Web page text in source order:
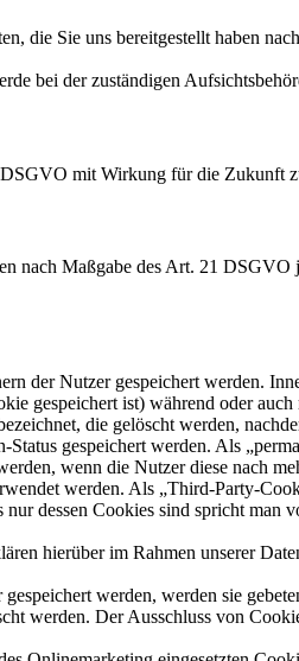
die Sie uns bereitgestellt haben
bei der zuständigen
mit Wirkung für die Zukunft
nach Maßgabe des Art. 21
der Nutzer gespeichert werden.
gespeichert ist) während oder
die gelöscht werden,
gespeichert werden. Als
wenn die Nutzer diese nach
werden. Als „Third-Party-
dessen Cookies sind spricht man
hierüber im Rahmen unserer
werden, werden sie
werden. Der Ausschluss von